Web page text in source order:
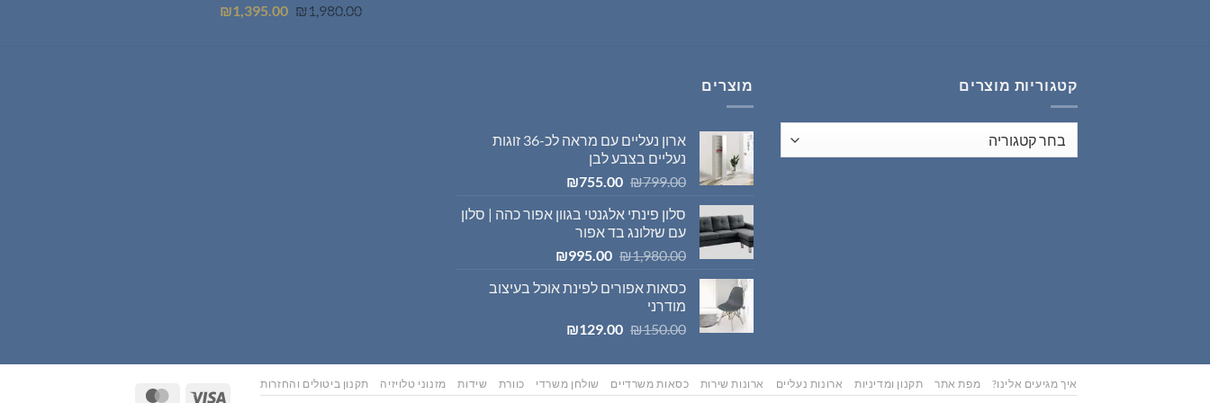
₪ 1,980.00
המחיר
₪1,395.00
המחיר
קטגוריות מוצרים
מוצרים
ארון נעליים עם מראה לכ-36 זוגות
נעליים בצבע לבן
₪799.00
המחיר
היה:
₪799.00.
₪755.00
המחיר
הוא:
סלון פינתי אלגנטי בגוון אפור כהה | סלון
עם שזלונג בד אפור
₪1,980.00
המחיר
היה:
₪995.00
המחיר
הוא:
כסאות אפורים לפינת אוכל בעיצוב
מודרני
₪150.00
המחיר
היה:
₪150.00.
₪129.00
המחיר
הוא:
₪129.00.
Visa
איך מגיעים אלינו? מפת אתר תקנון ומדיניות ארונות נעליים ארונות שירות כסאות משרדיים שולחן משרדי כוורת שידות מזנוני טלויזיה תקנון ביטולים והחזרות